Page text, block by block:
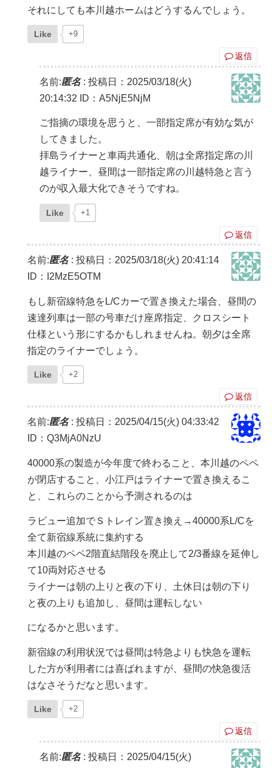
それにしても本川越ホームはどうするんでしょう。
Like +9
返信
名前:匿名: 投稿日：2025/03/18(火)
20:14:32
ID：A5NjE5NjM
ご指摘の環境を思うと、一部指定席が有効な気が
してきました。
拝島ライナーと車両共通化、朝は全席指定席の川
越ライナー、昼間は一部指定席の川越特急と言う
のが収入最大化できそうですね。
Like +1
返信
名前:匿名: 投稿日：2025/03/18(火) 20:41:14
ID：I2MzE5OTM
もし新宿線特急をL/Cカーで置き換えた場合、昼間の
速達列車は一部の号車だけ座席指定、クロスシート
仕様という形にするかもしれませんね。朝夕は全席
指定のライナーでしょう。
Like +2
返信
名前:匿名: 投稿日：2025/04/15(火) 04:33:42
ID：Q3MjA0NzU
40000系の製造が今年度で終わること、本川越のペペ
が閉店すること、小江戸はライナーで置き換えるこ
と、これらのことから予測されるのは
ラビュー追加でＳトレイン置き換え→40000系L/Cを
全て新宿線系統に集約する
本川越のペペ2階直結階段を廃止して2/3番線を延伸し
て10両対応させる
ライナーは朝の上りと夜の下り、土休日は朝の下り
と夜の上りも追加し、昼間は運転しない
になるかと思います。
新宿線の利用状況では昼間は特急よりも快急を運転
した方が利用者には喜ばれますが、昼間の快急復活
はなさそうだなと思います。
Like +2
返信
名前:匿名: 投稿日：2025/04/15(火)